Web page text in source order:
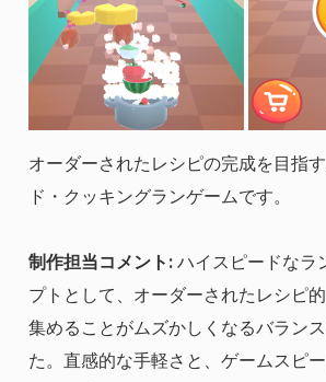
オーダーされたレシピの完成を目指
ド・クッキングランゲームです。
制作担当コメント: ハイスピードなラ
プトとして、オーダーされたレシピ
集めることがムズかしくなるバラン
た。直感的な手軽さと、ゲームスピ